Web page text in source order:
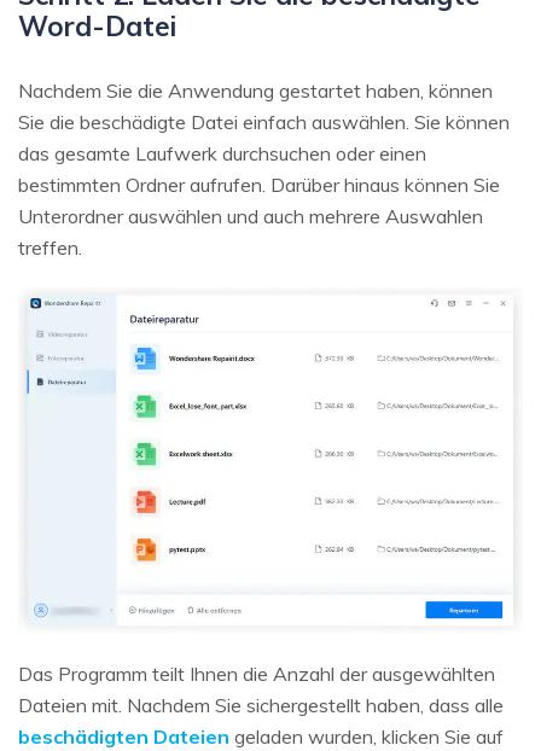
Word-Datei
Nachdem Sie die Anwendung gestartet haben, können
Sie die beschädigte Datei einfach auswählen. Sie können
das gesamte Laufwerk durchsuchen oder einen
bestimmten Ordner aufrufen. Darüber hinaus können Sie
Unterordner auswählen und auch mehrere Auswahlen
treffen.
Das Programm teilt Ihnen die Anzahl der ausgewählten
Dateien mit. Nachdem Sie sichergestellt haben, dass alle
beschädigten Dateien geladen wurden, klicken Sie auf